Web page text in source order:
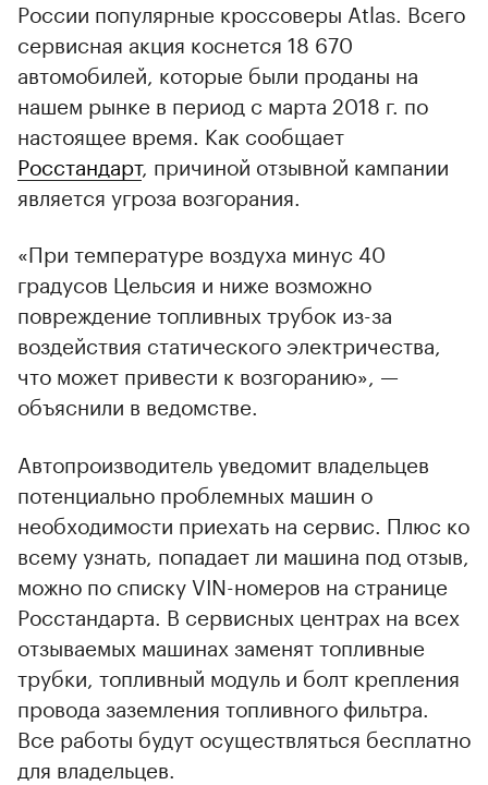
России популярные кроссоверы Atlas. Всего
сервисная акция коснется 18 670
автомобилей, которые были проданы на
нашем рынке в период с марта 2018 г. по
настоящее время. Как сообщает
Росстандарт, причиной отзывной кампании
является угроза возгорания.
«При температуре воздуха минус 40
градусов Цельсия и ниже возможно
повреждение топливных трубок из-за
воздействия статического электричества,
что может привести к возгоранию», —
объяснили в ведомстве.
Автопроизводитель уведомит владельцев
потенциально проблемных машин о
необходимости приехать на сервис. Плюс ко
всему узнать, попадает ли машина под отзыв,
можно по списку VIN-номеров на странице
Росстандарта. В сервисных центрах на всех
отзываемых машинах заменят топливные
трубки, топливный модуль и болт крепления
провода заземления топливного фильтра.
Все работы будут осуществляться бесплатно
для владельцев.